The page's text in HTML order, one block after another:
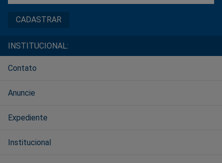
INSTITUCIONAL:
Contato
Anuncie
Expediente
Institucional